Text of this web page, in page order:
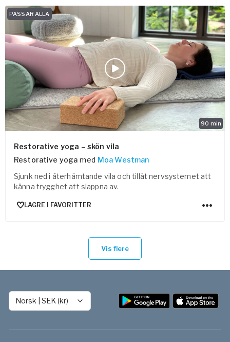
90 min
PASSAR ALLA
Restorative yoga – skön vila
Restorative yoga med Moa Westman
Sjunk ned i återhämtande vila och tillåt nervsystemet att
känna trygghet att slappna av.
LAGRE I FAVORITTER
Vis flere
Norsk SEK (kr)